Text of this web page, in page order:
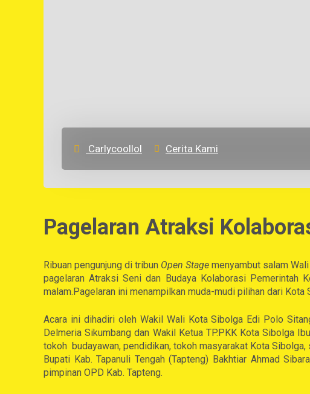
Carlycoollol Cerita Kami
Pagelaran Atraksi
Ribuan pengunjung di tribun Open Stage menyambut salam
pagelaran Atraksi Seni dan Budaya Kolaborasi Pemerintah
malam.Pagelaran ini menampilkan muda-mudi pilihan dari
Acara ini dihadiri oleh Wakil Wali Kota Sibolga Edi Polo
Delmeria Sikumbang dan Wakil Ketua TP.PKK Kota Sibolga
tokoh budayawan, pendidikan, tokoh masyarakat Kota
Bupati Kab. Tapanuli Tengah (Tapteng) Bakhtiar Ahmad
pimpinan OPD Kab. Tapteng.